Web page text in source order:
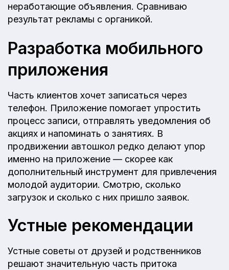
неработающие объявления. Сравниваю
результат рекламы с органикой.
Разработка мобильного
приложения
Часть клиентов хочет записаться через
телефон. Приложение помогает упростить
процесс записи, отправлять уведомления об
акциях и напоминать о занятиях. В
продвижении автошкол редко делают упор
именно на приложение — скорее как
дополнительный инструмент для привлечения
молодой аудитории. Смотрю, сколько
загрузок и сколько с них пришло заявок.
Устные рекомендации
Устные советы от друзей и родственников
решают значительную часть притока